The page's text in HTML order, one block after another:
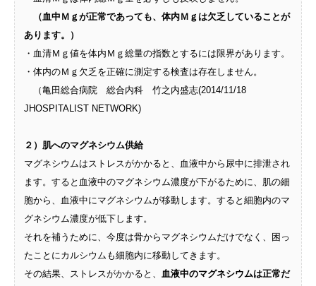
（血中Ｍｇが正常であっても、体内Ｍｇは欠乏していることが
あります。）
・血清Ｍｇ値を体内Ｍｇ総量の指数とするには限界があります。
・体内のＭｇ欠乏を正確に測定する検査は存在しません。
（亀田総合病院 総合内科 竹之内盛志(2014/11/18
JHOSPITALIST NETWORK)
２）肌へのマグネシウム供給​
マグネシウムはストレスがかかると、血液中から尿中に排泄され
ます。すると血液中のマグネシウム濃度が下がるために、肌の細
胞から、血液中にマグネシウムが移動します。すると細胞内のマ
グネシウム濃度が低下します。​
それを補うために、今度は骨からマグネシウムだけでなく、困っ
たことにカルシウムも細胞内に移動してきます。​
その結果、ストレスがかかると、 血液中のマグネシウムは正常だ